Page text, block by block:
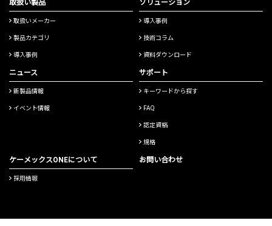
取扱い製品
取扱いメーカー
製品カテゴリ
導入事例
ソリューション
導入事例
技術コラム
資料ダウンロード
ニュース
新製品情報
イベント情報
サポート
キーワードから探す
FAQ
認定資格
規格
ケーメックスONEについて
採用情報
お問い合わせ